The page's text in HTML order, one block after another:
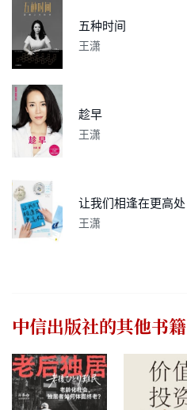
五种时间
王潇
趁早
王潇
让我们相逢在更高处
王潇
中信出版社的其他书籍